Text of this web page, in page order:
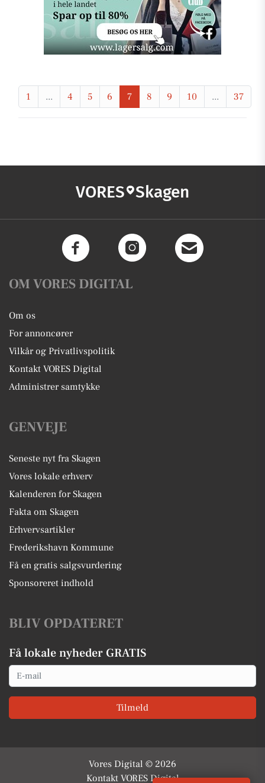
1 ... 4 5 6 7 8 9 10 ... 37
VORES Skagen
OM VORES DIGITAL
Om os
For annoncører
Vilkår og Privatlivspolitik
Kontakt VORES Digital
Administrer samtykke
GENVEJE
Seneste nyt fra Skagen
Vores lokale erhverv
Kalenderen for Skagen
Fakta om Skagen
Erhvervsartikler
Frederikshavn Kommune
Få en gratis salgsvurdering
Sponsoreret indhold
BLIV OPDATERET
Få lokale nyheder GRATIS
Email
Tilmeld
Vores Digital © 2026
Kontakt VORES Digital